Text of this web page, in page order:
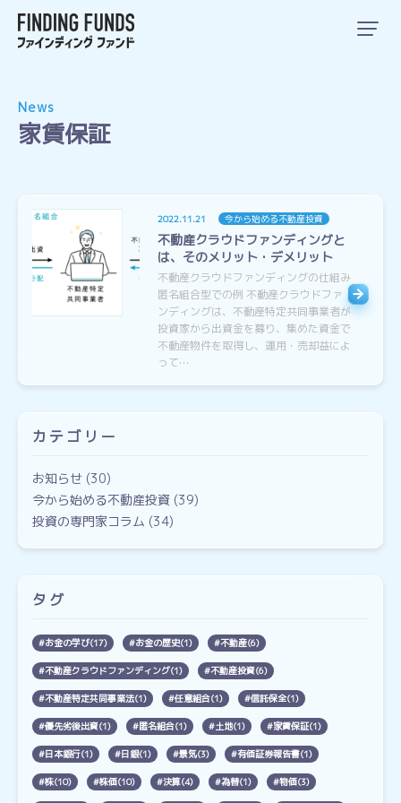
News
家賃保証
2022.11.21 今から始める不動産投資
不動産クラウドファンディングと
は、そのメリット・デメリット
不動産クラウドファンディングの仕組み
匿名組合型での例 不動産クラウドファ
ンディングは、不動産特定共同事業者が
投資家から出資金を募り、集めた資金で
不動産物件を取得し、運用・売却益によ
って…
カテゴリー
お知らせ (30)
今から始める不動産投資 (39)
投資の専門家コラム (34)
タグ
お金の学び(17) お金の歴史(1) 不動産(6)
不動産クラウドファンディング(1) 不動産投資(6)
不動産特定共同事業法(1) 任意組合(1) 信託保全(1)
優先劣後出資(1) 匿名組合(1) 土地(1) 家賃保証(1)
日本銀行(1) 日銀(1) 景気(3) 有価証券報告書(1)
株(10) 株価(10) 決算(4) 為替(1) 物価(3)